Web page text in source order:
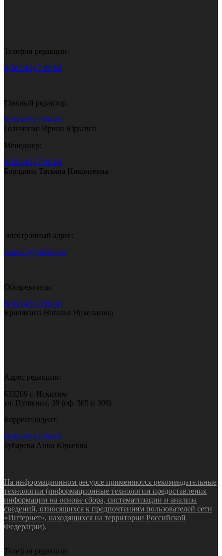
Телефон редакции:
8(383-43) 7-90-60
Главный редактор:
8(383-43) 7-90-60
Голиченко Ирина Юрьевна
Менеджер:
8(383-43) 7-90-60
Бородина Татьяна Николаевна
Электронный адрес:
gazeta.i@yandex.ru
Обозреватель:
8(383-43) 7-90-60
Кривякина Наталья Николаевна
Адрес редакции:
633209 г. Искитим
ул. Пушкина, 39 (оф. 305 и 308)
Корреспондент:
8(383-43) 7-90-60
Зубарева Анна Юрьевна
На информационном ресурсе применяются рекомендательные
технологии (информационные технологии предоставления
информации на основе сбора, систематизации и анализа
сведений, относящихся к предпочтениям пользователей сети
«Интернет», находящихся на территории Российской
Федерации).
Телефон редакции: